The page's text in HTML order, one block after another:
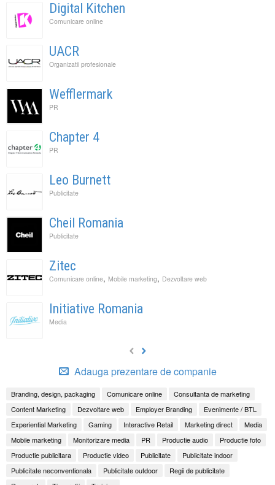
Digital Kitchen
Comunicare online
UACR
Organizatii profesionale
Wefflermark
PR
Chapter 4
PR
Leo Burnett
Publicitate
Cheil Romania
Publicitate
Zitec
Comunicare online, Mobile marketing, Dezvoltare web
Initiative Romania
Media
Adauga prezentare de companie
Branding, design, packaging Comunicare online
Consultanta de marketing
Content Marketing
Dezvoltare web Employer Branding
Evenimente / BTL
Experiential Marketing
Gaming Interactive Retail Marketing direct
Media
Mobile marketing
Monitorizare media PR Productie audio
Productie foto
Productie publicitara
Productie video Publicitate
Publicitate indoor
Publicitate neconventionala
Publicitate outdoor
Regii de publicitate